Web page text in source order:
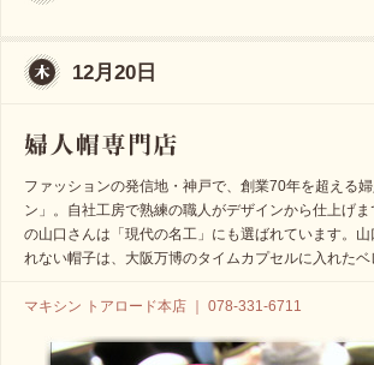
12月20日
ファッションの発信地・神戸で、創業70年を超える
ン」。自社工房で熟練の職人がデザインから仕上げ
の山口さんは「現代の名工」にも選ばれています。
れない帽子は、大阪万博のタイムカプセルに入れたベ
マキシン トアロード本店 ｜ 078-331-6711